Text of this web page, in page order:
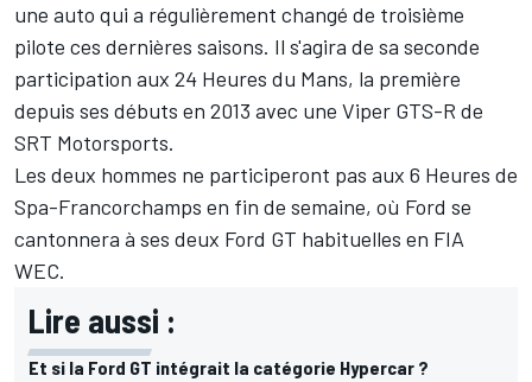
une auto qui a régulièrement changé de troisième
pilote ces dernières saisons. Il s'agira de sa seconde
participation aux 24 Heures du Mans, la première
depuis ses débuts en 2013 avec une Viper GTS-R de
SRT Motorsports.
Les deux hommes ne participeront pas aux 6 Heures de
Spa-Francorchamps en fin de semaine, où Ford se
cantonnera à ses deux Ford GT habituelles en FIA
WEC.
Lire aussi :
Et si la Ford GT intégrait la catégorie Hypercar ?